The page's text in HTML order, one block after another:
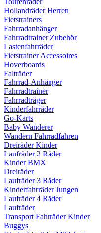
Tourenräder
Hollandräder Herren
Fietstrainers
Fahrradanhänger
Fahrradtrainer Zubehör
Lastenfahrräder
Fietstrainer Accessoires
Hoverboards
Falträder
Fahrrad-Anhänger
Fahrradtrainer
Fahrradträger
Kinderfahrräder
Go-Karts
Baby Wanderer
Wandern Fahrradfahren
Dreiräder Kinder
Laufräder 2 Räder
Kinder BMX
Dreiräder
Laufräder 3 Räder
Kinderfahrräder Jungen
Laufräder 4 Räder
Laufräder
Transport Fahrräder Kinder
Buggys